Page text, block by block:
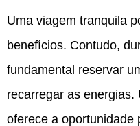
Uma viagem tranquila
benefícios. Contudo,
fundamental reservar
recarregar as energias.
oferece a oportunidade